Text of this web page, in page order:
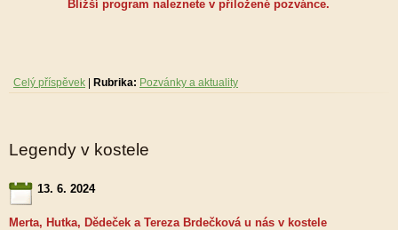
Bližší program naleznete v přiložené pozvánce.
Celý příspěvek Rubrika: Pozvánky a aktuality
Legendy v kostele
13. 6. 2024
Merta, Hutka, Dědeček a Tereza Brdečková u nás v kostele